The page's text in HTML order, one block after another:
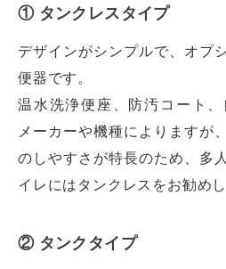
① タンクレスタイプ
デザインがシンプルで、オプ
便器です。
温水洗浄便座、防汚コート、
メーカーや機種によりますが
のしやすさが特長のため、多
イレにはタンクレスをお勧めし
② タンクタイプ